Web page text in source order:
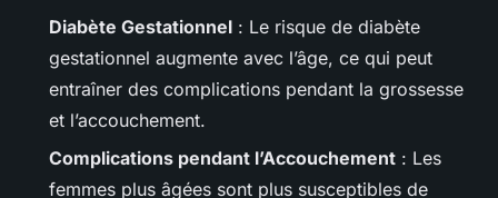
Diabète Gestationnel : Le risque de diabète
gestationnel augmente avec l’âge, ce qui peut
entraîner des complications pendant la grossesse
et l’accouchement.
Complications pendant l’Accouchement : Les
femmes plus âgées sont plus susceptibles de